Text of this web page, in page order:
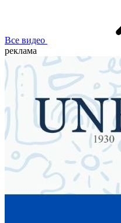
Все видео
реклама